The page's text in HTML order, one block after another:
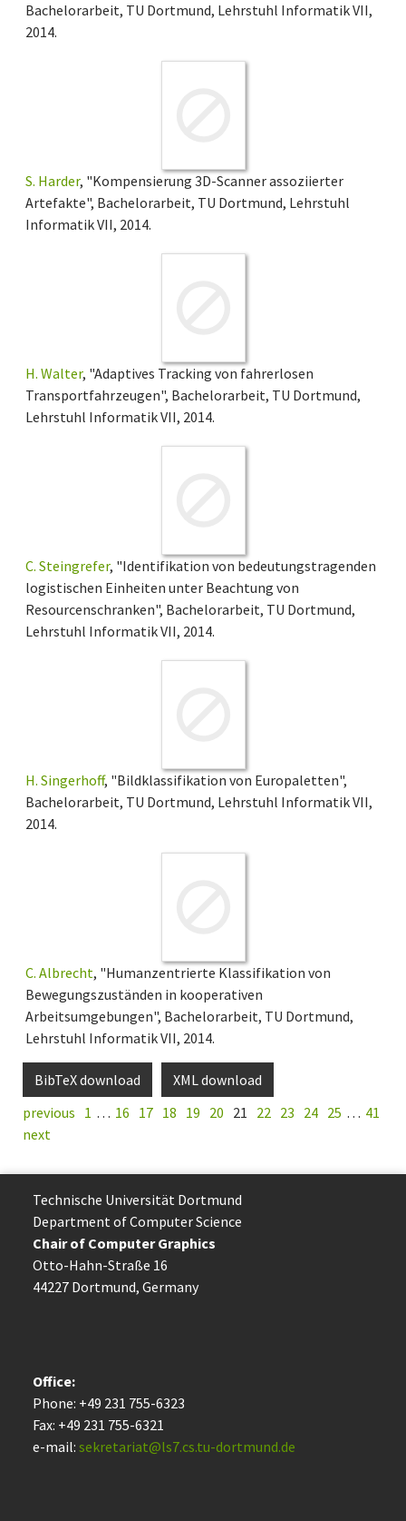
Bachelorarbeit, TU Dortmund, Lehrstuhl Informatik VII,
2014.
S. Harder, "Kompensierung 3D-Scanner assoziierter
Artefakte", Bachelorarbeit, TU Dortmund, Lehrstuhl
Informatik VII, 2014.
H. Walter, "Adaptives Tracking von fahrerlosen
Transportfahrzeugen", Bachelorarbeit, TU Dortmund,
Lehrstuhl Informatik VII, 2014.
C. Steingrefer, "Identifikation von bedeutungstragenden
logistischen Einheiten unter Beachtung von
Resourcenschranken", Bachelorarbeit, TU Dortmund,
Lehrstuhl Informatik VII, 2014.
H. Singerhoff, "Bildklassifikation von Europaletten",
Bachelorarbeit, TU Dortmund, Lehrstuhl Informatik VII,
2014.
C. Albrecht, "Humanzentrierte Klassifikation von
Bewegungszuständen in kooperativen
Arbeitsumgebungen", Bachelorarbeit, TU Dortmund,
Lehrstuhl Informatik VII, 2014.
BibTeX download
XML download
previous 1 … 16 17 18 19 20 21 22 23 24 25 … 41
next
Technische Uni­ver­si­tät Dort­mund
Department of Computer Science
Chair of Computer Graphics
Otto-Hahn-Straße 16
44227 Dort­mund, Germany
Office:
Phone: +49 231 755-6323
Fax: +49 231 755-6321
e-mail: sekretariat@ls7.cs.tu-dortmund.de